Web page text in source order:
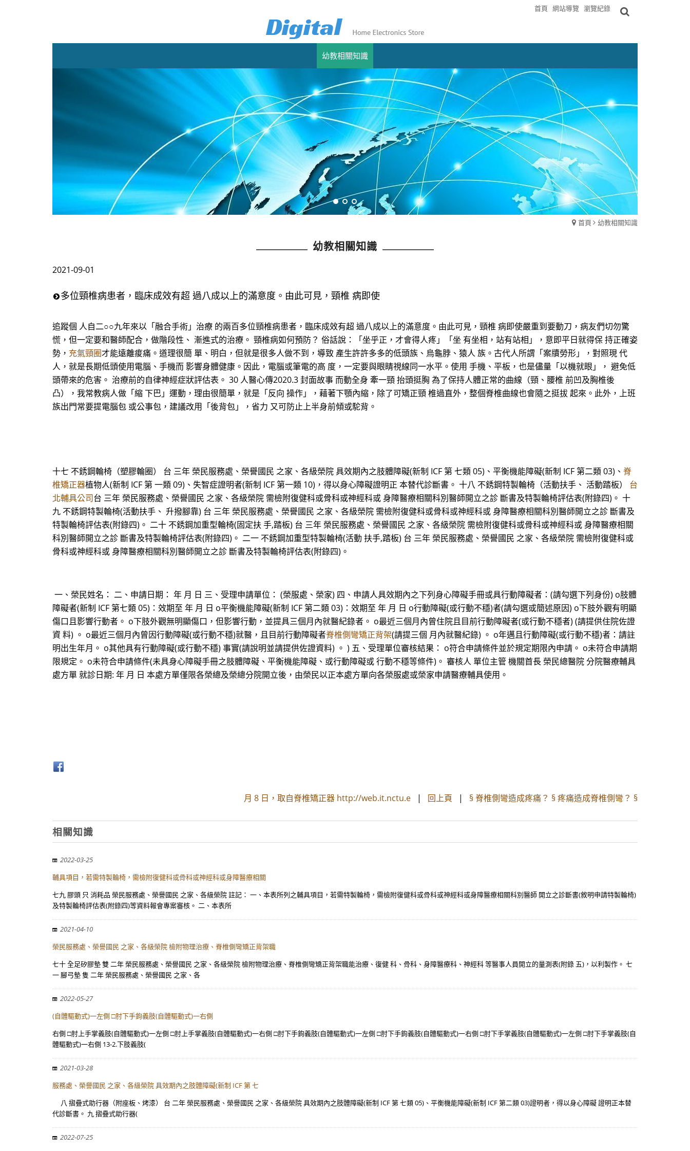
首頁 網站導覽 瀏覽紀錄
幼教相關知識
首頁 幼教相關知識
幼教相關知識
2021-09-01
多位頸椎病患者，臨床成效有超 過八成以上的滿意度。由此可見，頸椎 病即使
追蹤個 人自二○○九年來以「融合手術」治療 的兩百多位頸椎病患者，臨床成效有超 過八成以上的滿意度。由此可見，頸椎 病即使嚴重到要動刀，病友們切勿驚
慌，但一定要和醫師配合，做階段性、 漸進式的治療。 頸椎病如何預防？ 俗話說：「坐乎正，才會得人疼」「坐 有坐相，站有站相」，意即平日就得保 持正確姿
勢， 充氣頸圈才能遠離痠痛。道理很簡 單、明白，但就是很多人做不到，導致 產生許許多多的低頭族、烏龜脖、猿人 族。古代人所謂「案牘勞形」，對照現 代
人，就是長期低頭使用電腦、手機而 影響身體健康。因此，電腦或筆電的高 度，一定要與眼睛視線同一水平。使用 手機、平板，也是儘量「以機就眼」， 避免低
頭帶來的危害。 治療前的自律神經症狀評估表。 30 人醫心傳2020.3 封面故事 而動全身 牽一頸 抬頭挺胸 為了保持人體正常的曲線（頸、腰椎 前凹及胸椎後
凸），我常教病人做「縮 下巴」運動，理由很簡單，就是「反向 操作」，藉著下顎內縮，除了可矯正頸 椎過直外，整個脊椎曲線也會隨之挺拔 起來。此外，上班
族出門常要提電腦包 或公事包，建議改用「後背包」，省力 又可防止上半身前傾或駝背。
十七 不銹鋼輪椅（塑膠輪圈） 台 三年 榮民服務處、榮譽國民 之家、各級榮院 具效期內之肢體障礙(新制 ICF 第 七類 05)、平衡機能障礙(新制 ICF 第二類 03)、 脊
椎矯正器植物人(新制 ICF 第 一類 09)、失智症證明者(新制 ICF 第一類 10)，得以身心障礙證明正 本替代診斷書。 十八 不銹鋼特製輪椅（活動扶手、 活動踏板） 台
北輔具公司台 三年 榮民服務處、榮譽國民 之家、各級榮院 需檢附復健科或骨科或神經科或 身障醫療相關科別醫師開立之診 斷書及特製輪椅評估表(附錄四)。 十
九 不銹鋼特製輪椅(活動扶手、 升撥腳靠) 台 三年 榮民服務處、榮譽國民 之家、各級榮院 需檢附復健科或骨科或神經科或 身障醫療相關科別醫師開立之診 斷書及
特製輪椅評估表(附錄四)。 二十 不銹鋼加重型輪椅(固定扶 手,踏板) 台 三年 榮民服務處、榮譽國民 之家、各級榮院 需檢附復健科或骨科或神經科或 身障醫療相關
科別醫師開立之診 斷書及特製輪椅評估表(附錄四)。 二一 不銹鋼加重型特製輪椅(活動 扶手,踏板) 台 三年 榮民服務處、榮譽國民 之家、各級榮院 需檢附復健科或
骨科或神經科或 身障醫療相關科別醫師開立之診 斷書及特製輪椅評估表(附錄四)。
一、榮民姓名： 二、申請日期： 年 月 日 三、受理申請單位： (榮服處、榮家) 四、申請人具效期內之下列身心障礙手冊或具行動障礙者：(請勾選下列身份) o肢體
障礙者(新制 ICF 第七類 05)：效期至 年 月 日 o平衡機能障礙(新制 ICF 第二類 03)：效期至 年 月 日 o行動障礙(或行動不穩)者(請勾選或簡述原因) o下肢外觀有明顯
傷口且影響行動者。 o下肢外觀無明顯傷口，但影響行動，並提具三個月內就醫紀錄者。 o最近三個月內曾住院且目前行動障礙者(或行動不穩者) (請提供住院佐證
資 料) 。 o最近三個月內曾因行動障礙(或行動不穩)就醫，且目前行動障礙者脊椎側彎矯正背架(請提三個 月內就醫紀錄) 。 o年邁且行動障礙(或行動不穩)者：請註
明出生年月。 o其他具有行動障礙(或行動不穩) 事實(請說明並請提供佐證資料) 。 ) 五、受理單位審核結果： o符合申請條件並於規定期限內申請。 o未符合申請期
限規定。 o未符合申請條件(未具身心障礙手冊之肢體障礙、平衡機能障礙、或行動障礙或 行動不穩等條件)。 審核人 單位主管 機關首長 榮民總醫院 分院醫療輔具
處方單 就診日期: 年 月 日 本處方單僅限各榮總及榮總分院開立後，由榮民以正本處方單向各榮服處或榮家申請醫療輔具使用。
月 8 日，取自脊椎矯正器 http://web.it.nctu.e | 回上頁 | § 脊椎側彎造成疼痛？ § 疼痛造成脊椎側彎？ §
相關知識
2022-03-25
輔具項目，若需特製輪椅，需檢附復健科或骨科或神經科或身障醫療相關
七九 膠頭 只 消耗品 榮民服務處、榮譽國民 之家、各級榮院 註記： 一、本表所列之輔具項目，若需特製輪椅，需檢附復健科或骨科或神經科或身障醫療相關科別醫師 開立之診斷書(敘明申請特製輪椅)
及特製輪椅評估表(附錄四)等資料報會專案審核。 二、本表所
2021-04-10
榮民服務處、榮譽國民 之家、各級榮院 檢附物理治療、脊椎側彎矯正背架職
七十 全足矽膠墊 雙 二年 榮民服務處、榮譽國民 之家、各級榮院 檢附物理治療、脊椎側彎矯正背架職能治療、復健 科、骨科、身障醫療科、神經科 等醫事人員開立的量測表(附錄 五)，以利製作。 七
一 腳弓墊 隻 二年 榮民服務處、榮譽國民 之家、各
2022-05-27
(自體驅動式)一左側 □肘下手鉤義肢(自體驅動式)一右側
右側 □肘上手掌義肢(自體驅動式)一左側 □肘上手掌義肢(自體驅動式)一右側 □肘下手鉤義肢(自體驅動式)一左側 □肘下手鉤義肢(自體驅動式)一右側 □肘下手掌義肢(自體驅動式)一左側 □肘下手掌義肢(自
體驅動式)一右側 13-2.下肢義肢(
2021-03-28
服務處、榮譽國民 之家、各級榮院 具效期內之肢體障礙(新制 ICF 第 七
八 摺疊式助行器（附座板、烤漆） 台 二年 榮民服務處、榮譽國民 之家、各級榮院 具效期內之肢體障礙(新制 ICF 第 七類 05)、平衡機能障礙(新制 ICF 第二類 03)證明者，得以身心障礙 證明正本替
代診斷書。 九 摺疊式助行器(
2022-07-25